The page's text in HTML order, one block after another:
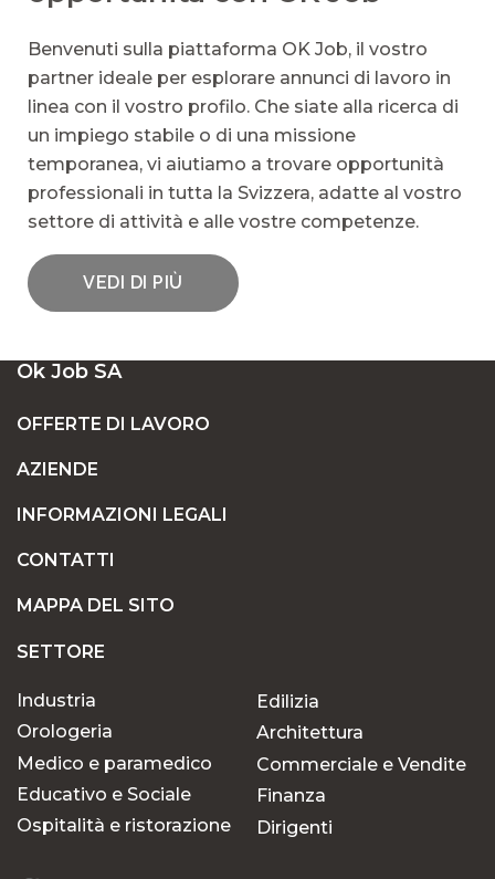
Benvenuti sulla piattaforma OK Job, il vostro
partner ideale per esplorare annunci di lavoro in
linea con il vostro profilo. Che siate alla ricerca di
un impiego stabile o di una missione
temporanea, vi aiutiamo a trovare opportunità
professionali in tutta la Svizzera, adatte al vostro
settore di attività e alle vostre competenze.
VEDI DI PIÙ
UN’AMPIA GAMMA DI POSTI VACANTI IN
SVIZZERA
POSIZIONI A TEMPO INDETERMINATO O
PER VOI
PERCHÉ SCEGLIERE OK JOB PER LA VOSTRA
Opportunità per ogni
percorso professionale
In OK Job crediamo che ogni talento meriti di
essere riconosciuto. Grazie alla nostra esperienza
Ok Job SA
OFFERTE DI LAVORO
AZIENDE
INFORMAZIONI LEGALI
CONTATTI
MAPPA DEL SITO
SETTORE
Industria
Orologeria
Medico e paramedico
Educativo e Sociale
Ospitalità e ristorazione
Edilizia
Architettura
Commerciale e Vendite
Finanza
Dirigenti